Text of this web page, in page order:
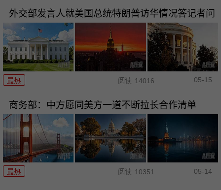
外交部发言人就美国总统特朗普访华情况答记者问
最热 阅读 14016 05-15
商务部：中方愿同美方一道不断拉长合作清单
最热 阅读 10351 05-14